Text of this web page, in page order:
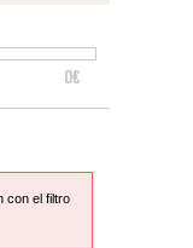
0€
con el filtro